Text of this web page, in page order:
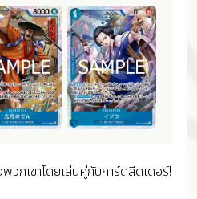
กเขาโดยเล่นคู่กับการ์ดลีดเดอร์!